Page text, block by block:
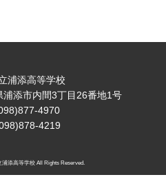
浦添高等学校
添市内間3丁目26番地1号
4970
4219
添高等学校 All Rights Reserved.